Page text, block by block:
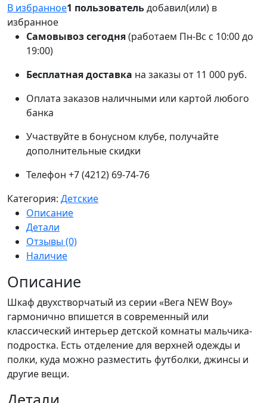
В избранное1 пользовательдобавил(или) в
избранное
Самовывоз сегодня(работаем Пн-Вс с 10:00 до
19:00)
Бесплатная доставка на заказы от 11 000 руб.
Оплата заказов наличными или картой любого
банка
Участвуйте в бонусном клубе, получайте
дополнительные скидки
Телефон +7 (4212) 69-74-76
Категория: Детские
Описание
Детали
Отзывы (0)
Наличие
Описание
Шкаф двухстворчатый из серии «Вега NEW Boy»
гармонично впишется в современный или
классический интерьер детской комнаты мальчика-
подростка. Есть отделение для верхней одежды и
полки, куда можно разместить футболки, джинсы и
другие вещи.